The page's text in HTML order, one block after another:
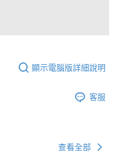
顯示電腦版詳細說明
客服
查看全部